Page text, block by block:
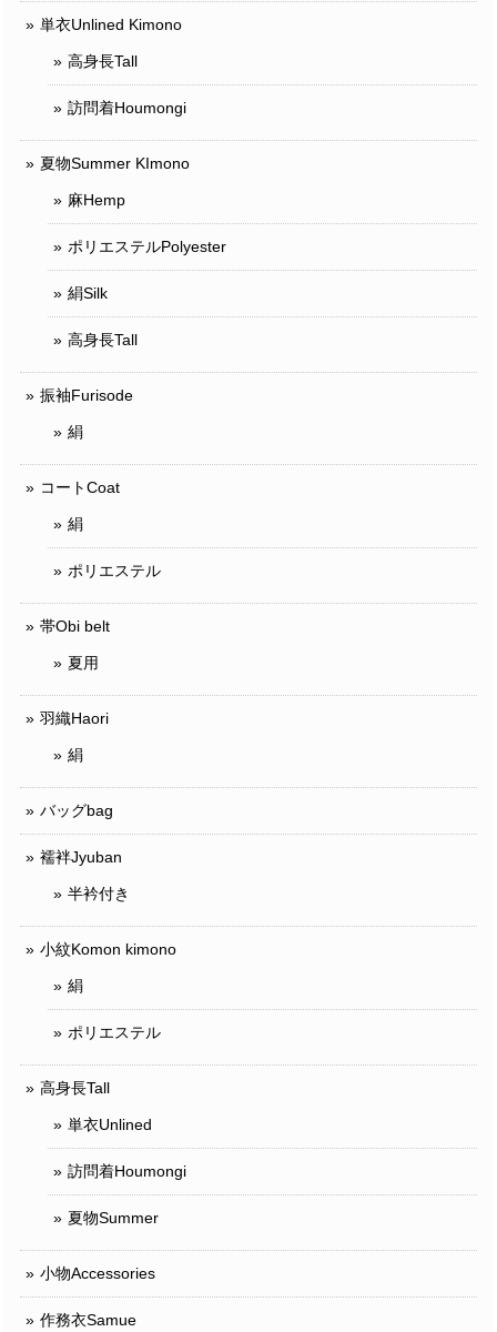
単衣Unlined Kimono
高身長Tall
訪問着Houmongi
夏物Summer KImono
麻Hemp
ポリエステルPolyester
絹Silk
高身長Tall
振袖Furisode
絹
コートCoat
絹
ポリエステル
帯Obi belt
夏用
羽織Haori
絹
バッグbag
襦袢Jyuban
半衿付き
小紋Komon kimono
絹
ポリエステル
高身長Tall
単衣Unlined
訪問着Houmongi
夏物Summer
小物Accessories
作務衣Samue